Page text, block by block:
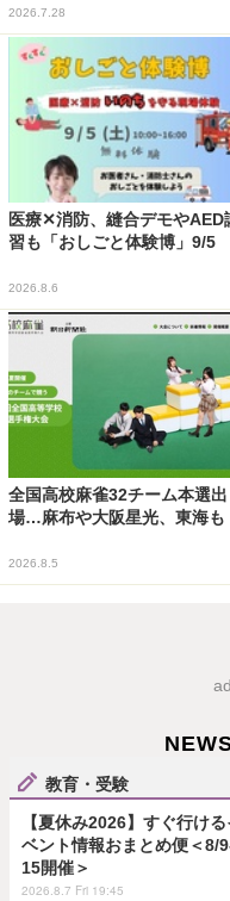
2026.7.28
医療✕消防、縫合デモやAED
習も「おしごと体験博」9/5
2026.8.6
全国高校麻雀32チーム本選出
場…麻布や大阪星光、東海も
2026.8.5
教育・受験
【夏休み2026】すぐ行ける
ベント情報おまとめ便＜8/
15開催＞
2026.8.7 Fri 19:45